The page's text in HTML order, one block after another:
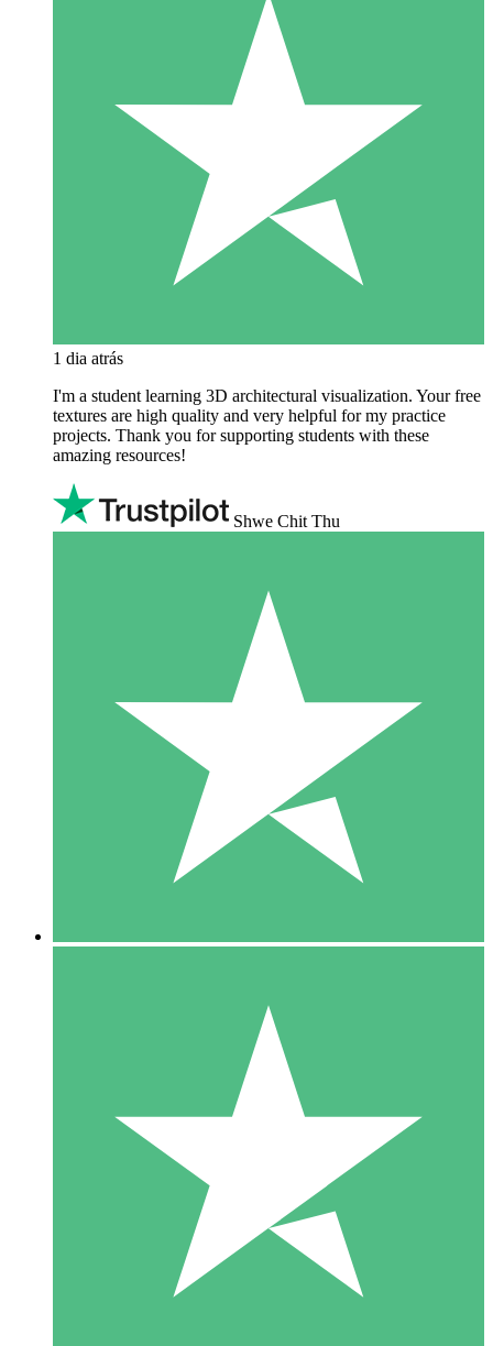
1 dia atrás
I'm a student learning 3D architectural visualization. Your free
textures are high quality and very helpful for my practice
projects. Thank you for supporting students with these
amazing resources!
Shwe Chit Thu